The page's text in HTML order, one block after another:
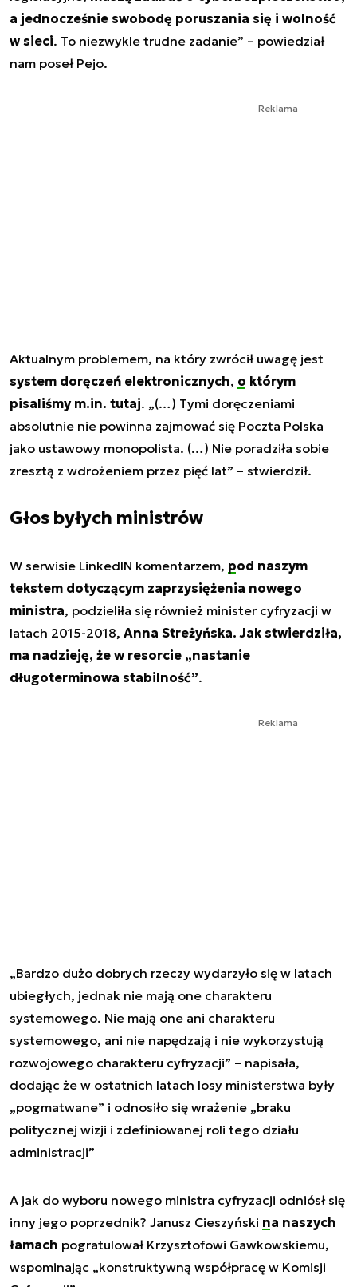
a jednocześnie swobodę poruszania się i wolność
w sieci. To niezwykle trudne zadanie” – powiedział
nam poseł Pejo.
Reklama
Aktualnym problemem, na który zwrócił uwagę jest
system doręczeń elektronicznych, o którym
pisaliśmy m.in. tutaj. „(…) Tymi doręczeniami
absolutnie nie powinna zajmować się Poczta Polska
jako ustawowy monopolista. (…) Nie poradziła sobie
zresztą z wdrożeniem przez pięć lat” – stwierdził.
Głos byłych ministrów
W serwisie LinkedIN komentarzem, pod naszym
tekstem dotyczącym zaprzysiężenia nowego
ministra, podzieliła się również minister cyfryzacji w
latach 2015-2018, Anna Streżyńska. Jak stwierdziła,
ma nadzieję, że w resorcie „nastanie
długoterminowa stabilność”.
Reklama
„Bardzo dużo dobrych rzeczy wydarzyło się w latach
ubiegłych, jednak nie mają one charakteru
systemowego. Nie mają one ani charakteru
systemowego, ani nie napędzają i nie wykorzystują
rozwojowego charakteru cyfryzacji” – napisała,
dodając że w ostatnich latach losy ministerstwa były
„pogmatwane” i odnosiło się wrażenie „braku
politycznej wizji i zdefiniowanej roli tego działu
administracji”
A jak do wyboru nowego ministra cyfryzacji odniósł się
inny jego poprzednik? Janusz Cieszyński na naszych
łamach pogratulował Krzysztofowi Gawkowskiemu,
wspominając „konstruktywną współpracę w Komisji